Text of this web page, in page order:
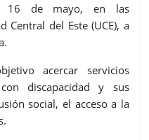
16 de mayo, en las
Central del Este (UCE), a
acercar servicios
discapacidad y sus
social, el acceso a la